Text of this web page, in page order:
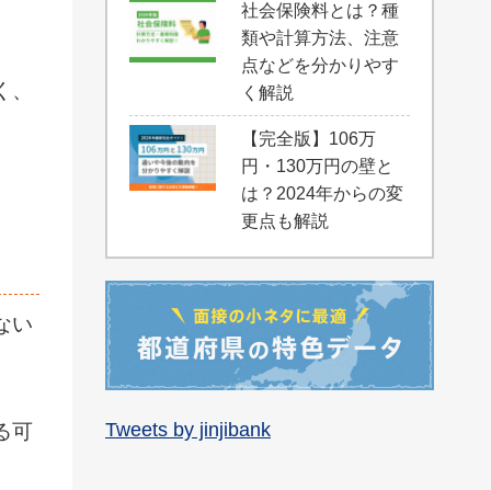
い
可
社会保険料とは？種
類や計算方法、注意
点などを分かりやす
く解説
【完全版】106万
円・130万円の壁と
は？2024年からの変
更点も解説
Tweets by jinjibank